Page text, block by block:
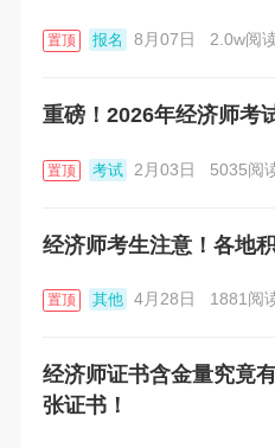
置顶 报名 8月07日 2.0w阅
重磅！2026年经济师考
置顶 考试 2月03日 5035阅
经济师考生注意！各地
置顶 其他 4月28日 1881阅
经济师证书含金量究竟
张证书！